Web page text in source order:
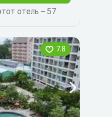
отель – 57
7.8